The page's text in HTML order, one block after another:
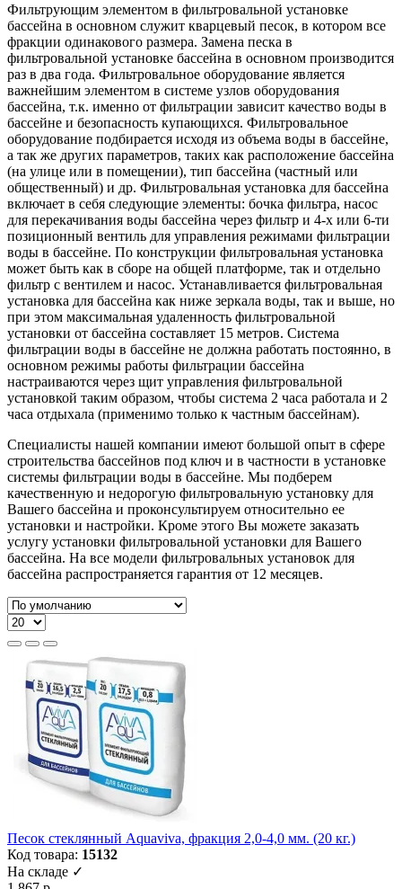
Фильтрующим элементом в фильтровальной установке
бассейна в основном служит кварцевый песок, в котором все
фракции одинакового размера. Замена песка в
фильтровальной установке бассейна в основном производится
раз в два года. Фильтровальное оборудование является
важнейшим элементом в системе узлов оборудования
бассейна, т.к. именно от фильтрации зависит качество воды в
бассейне и безопасность купающихся. Фильтровальное
оборудование подбирается исходя из объема воды в бассейне,
а так же других параметров, таких как расположение бассейна
(на улице или в помещении), тип бассейна (частный или
общественный) и др. Фильтровальная установка для бассейна
включает в себя следующие элементы: бочка фильтра, насос
для перекачивания воды бассейна через фильтр и 4-х или 6-ти
позиционный вентиль для управления режимами фильтрации
воды в бассейне. По конструкции фильтровальная установка
может быть как в сборе на общей платформе, так и отдельно
фильтр с вентилем и насос. Устанавливается фильтровальная
установка для бассейна как ниже зеркала воды, так и выше, но
при этом максимальная удаленность фильтровальной
установки от бассейна составляет 15 метров. Система
фильтрации воды в бассейне не должна работать постоянно, в
основном режимы работы фильтрации бассейна
настраиваются через щит управления фильтровальной
установкой таким образом, чтобы система 2 часа работала и 2
часа отдыхала (применимо только к частным бассейнам).
Специалисты нашей компании имеют большой опыт в сфере
строительства бассейнов под ключ и в частности в установке
системы фильтрации воды в бассейне. Мы подберем
качественную и недорогую фильтровальную установку для
Вашего бассейна и проконсультируем относительно ее
установки и настройки. Кроме этого Вы можете заказать
услугу установки фильтровальной установки для Вашего
бассейна. На все модели фильтровальных установок для
бассейна распространяется гарантия от 12 месяцев.
Песок стеклянный Aquaviva, фракция 2,0-4,0 мм. (20 кг.)
Код товара: 15132
На складе ✓